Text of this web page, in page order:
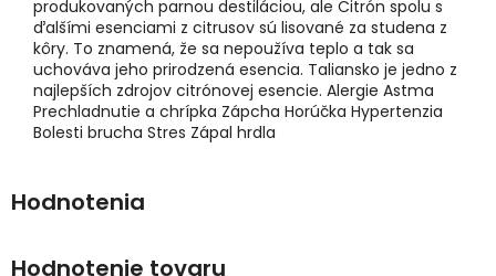
produkovaných parnou destiláciou, ale Citrón spolu s
ďalšími esenciami z citrusov sú lisované za studena z
kôry. To znamená, že sa nepoužíva teplo a tak sa
uchováva jeho prirodzená esencia. Taliansko je jedno z
najlepších zdrojov citrónovej esencie. Alergie Astma
Prechladnutie a chrípka Zápcha Horúčka Hypertenzia
Bolesti brucha Stres Zápal hrdla
Hodnotenie tovaru